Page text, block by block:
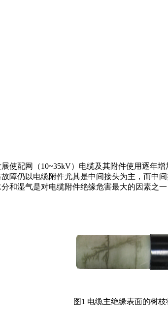
使配网（10~35kV）电缆及其附件使用逐年
障仍以电缆附件尤其是中间接头为主，而中
和湿气是对电缆附件绝缘危害最大的因素之
图1 电缆主绝缘表面的树